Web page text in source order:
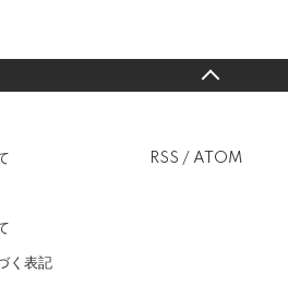
く表記
RSS / ATOM